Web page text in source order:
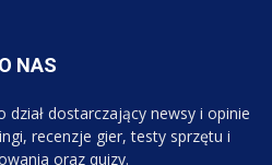
O NAS
dział dostarczający newsy i opinie
recenzje gier, testy sprzętu i
oraz quizy.